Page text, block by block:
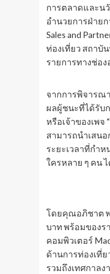
การตลาดและน
อำนวยการฝ่าย
Sales and
ท่องเที่ยว สถาบั
รายการทางช่อ
จากการพิจารณ
ผลผู้ชนะที่ได้รับ
หรือเจ้าของเพจ
สามารถนำเสน
ระยะเวลาที่กำ
ใครหลาย ๆ คน
โดยคุณอภิชาต พ
บาท พร้อมของร
คอมพิวเตอร์
ด้านการท่องเที่
รวมถึงเทศกาล